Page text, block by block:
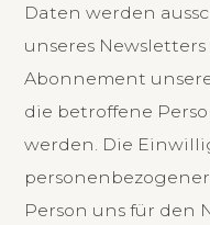
Daten werden
unseres
Abonnement
die betroffene
werden. Die
Person uns für den